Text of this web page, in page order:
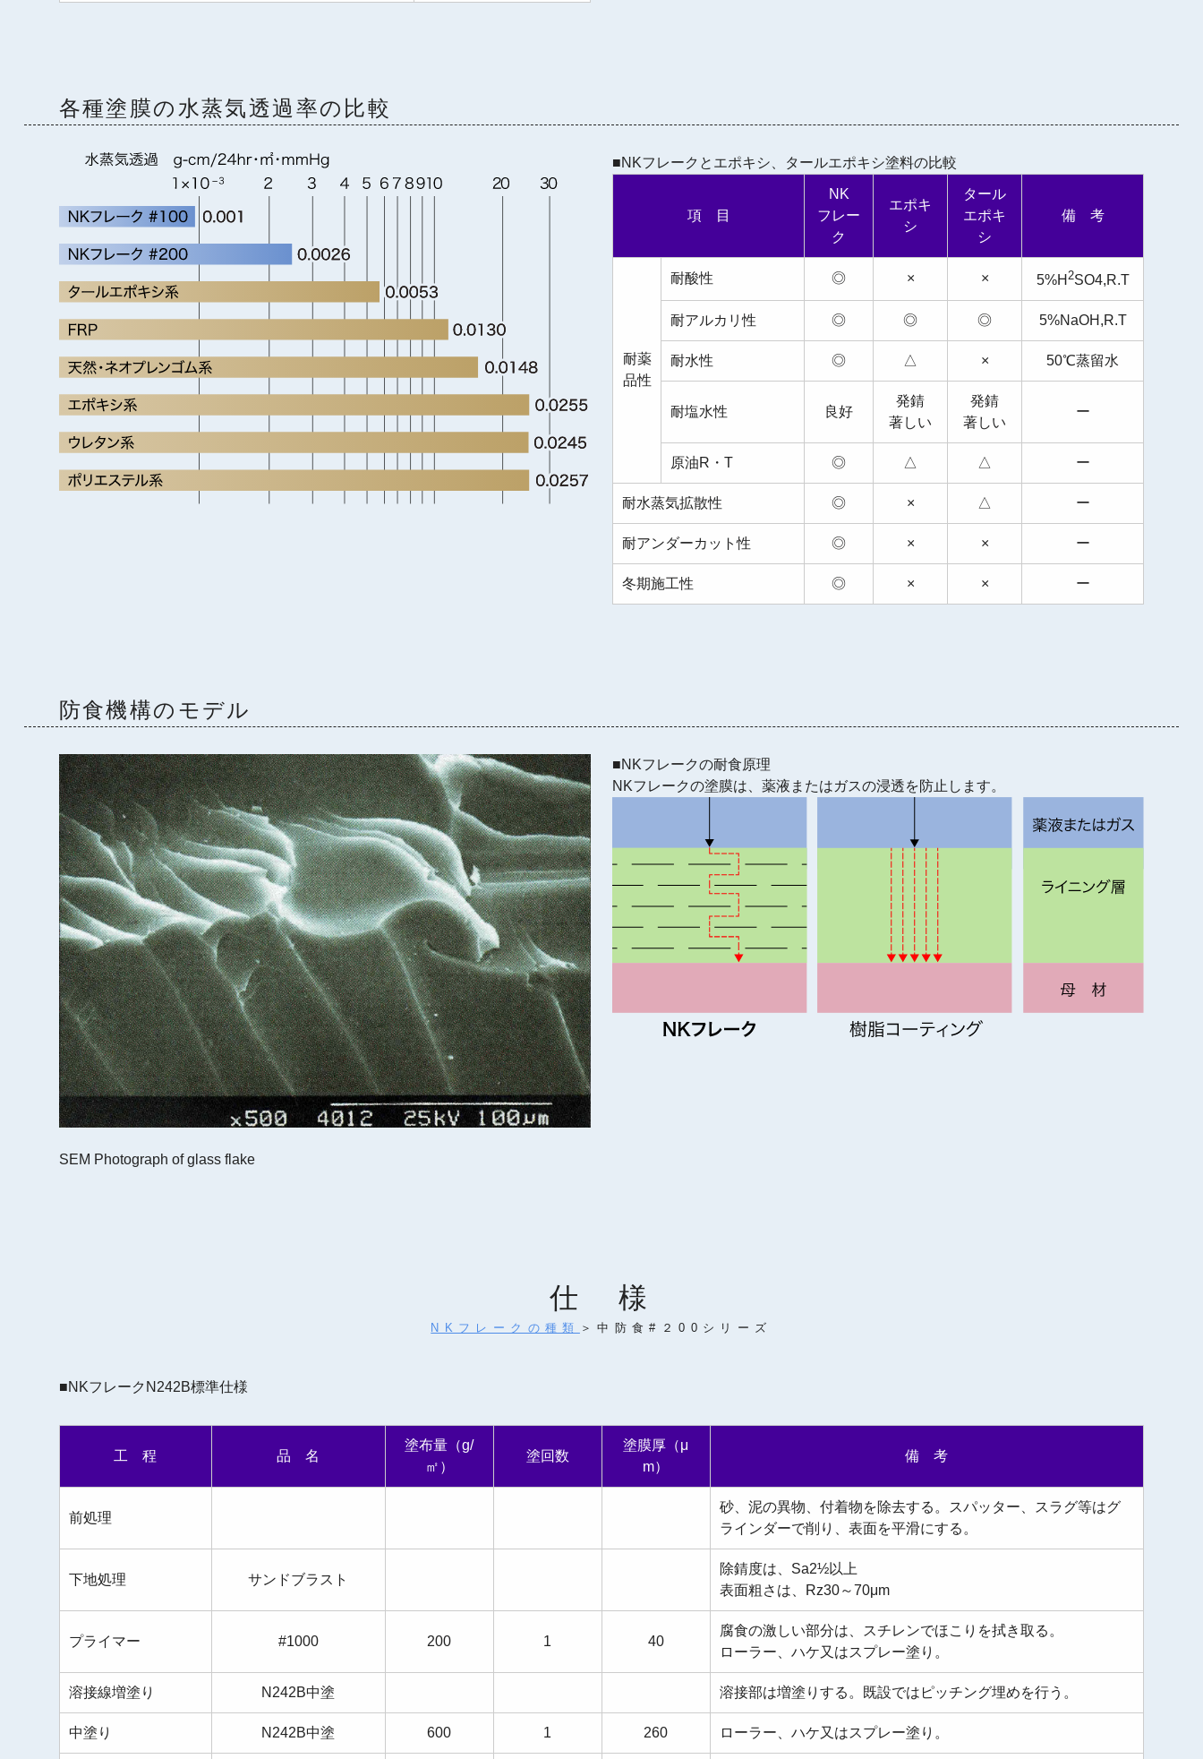
各種塗膜の水蒸気透過率の比較
■NKフレークとエポキシ、タールエポキシ塗料の比較
項 目
NK
フレー
ク
エポキ
シ
タール
エポキ
シ
備 考
耐薬
品性
耐酸性 ◎ × × 5%H 2SO4,R.T
耐アルカリ性 ◎ ◎ ◎ 5%NaOH,R.T
耐水性 ◎ △ × 50℃蒸留水
耐塩水性 良好
発錆
著しい
発錆
著しい
ー
原油R・T ◎ △ △ ー
耐水蒸気拡散性 ◎ × △ ー
耐アンダーカット性 ◎ × × ー
冬期施工性 ◎ × × ー
防食機構のモデル
SEM Photograph of glass flake
■NKフレークの耐食原理
NKフレークの塗膜は、薬液またはガスの浸透を防止します。
仕 様
NKフレークの種類 ＞中防食#２00シリーズ
■NKフレークN242B標準仕様
工 程 品 名
塗布量（g/
㎡）
塗回数
塗膜厚（μ
m）
備 考
前処理
砂、泥の異物、付着物を除去する。スパッター、スラグ等はグ
ラインダーで削り、表面を平滑にする。
下地処理 サンドブラスト
除錆度は、Sa2½以上
表面粗さは、Rz30～70μm
プライマー #1000 200 1 40
腐食の激しい部分は、スチレンでほこりを拭き取る。
ローラー、ハケ又はスプレー塗り。
溶接線増塗り N242B中塗 溶接部は増塗りする。既設ではピッチング埋めを行う。
中塗り N242B中塗 600 1 260 ローラー、ハケ又はスプレー塗り。